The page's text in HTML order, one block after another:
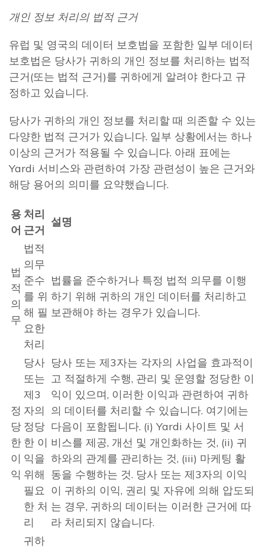
개인 정보 처리의 법적 근거
유럽 및 영국의 데이터 보호법을 포함한 일부 데이터
보호법은 당사가 귀하의 개인 정보를 처리하는 법적
근거(또는 법적 근거)를 귀하에게 알려야 한다고 규
정하고 있습니다.
당사가 귀하의 개인 정보를 처리할 때 의존할 수 있는
다양한 법적 근거가 있습니다. 일부 상황에서는 하나
이상의 근거가 적용될 수 있습니다. 아래 표에는
Yardi 서비스와 관련하여 가장 관련성이 높은 근거와
해당 용어의 의미를 요약했습니다.
용
어
처리
근거
설명
법
적
의
무
법적
의무
준수
를 위
해 필
요한
처리
법률을 준수하거나 특정 법적 의무를 이행
하기 위해 귀하의 개인 데이터를 처리하고
보관해야 하는 경우가 있습니다.
정
당
한
이
익
당사
또는
제3
자의
정당
한 이
익을
위해
필요
한 처
리
당사 또는 제3자는 각자의 사업을 효과적이
고 적절하게 수행, 관리 및 운영할 정당한 이
익이 있으며, 이러한 이익과 관련하여 귀하
의 데이터를 처리할 수 있습니다. 여기에는
다음이 포함됩니다. (i) Yardi 사이트 및 서
비스를 제공, 개선 및 개인화하는 것, (ii) 귀
하와의 관계를 관리하는 것, (iii) 마케팅 활
동을 수행하는 것. 당사 또는 제3자의 이익
이 귀하의 이익, 권리 및 자유에 의해 압도되
는 경우, 귀하의 데이터는 이러한 근거에 따
라 처리되지 않습니다.
귀하